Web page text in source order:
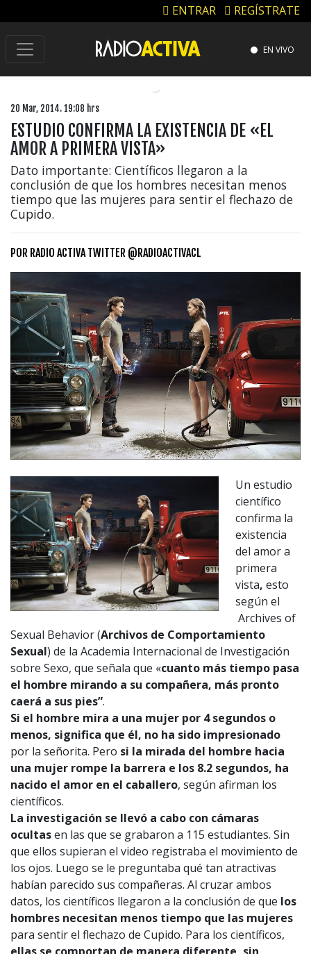
ENTRAR REGÍSTRATE
EN VIVO
20 Mar, 2014. 19:08 hrs
ESTUDIO CONFIRMA LA EXISTENCIA DE «EL
AMOR A PRIMERA VISTA»
Dato importante: Científicos llegaron a la
conclusión de que los hombres necesitan menos
tiempo que las mujeres para sentir el flechazo de
Cupido.
POR RADIO ACTIVA TWITTER @RADIOACTIVACL
Un estudio
científico
confirma la
existencia
del amor a
primera
vista, esto
según el
Archives of
Sexual Behavior (Archivos de Comportamiento
Sexual) de la Academia Internacional de Investigación
sobre Sexo, que señala que «cuanto más tiempo pasa
el hombre mirando a su compañera, más pronto
caerá a sus pies”.
Si el hombre mira a una mujer por 4 segundos o
menos, significa que él, no ha sido impresionado
por la señorita. Pero si la mirada del hombre hacia
una mujer rompe la barrera e los 8.2 segundos, ha
nacido el amor en el caballero, según afirman los
científicos.
La investigación se llevó a cabo con cámaras
ocultasen las que se grabaron a 115 estudiantes. Sin
que ellos supieran el video registraba el movimiento de
los ojos. Luego se le preguntaba qué tan atractivas
habían parecido sus compañeras. Al cruzar ambos
datos, los científicos llegaron a la conclusión de que los
hombres necesitan menos tiempo que las mujeres
para sentir el flechazo de Cupido. Para los científicos,